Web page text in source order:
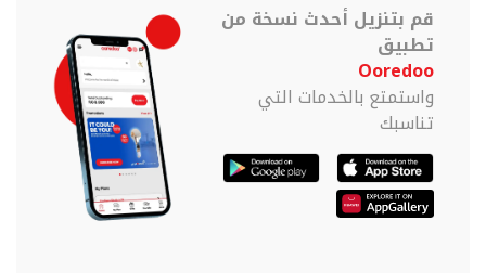
قم بتنزيل أحدث نسخة من
تطبيق
Ooredoo
واستمتع بالخدمات التي
تناسبك